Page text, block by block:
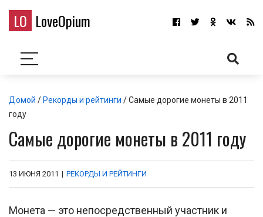
LO LoveOpium
Домой / Рекорды и рейтинги / Самые дорогие монеты в 2011
году
Самые дорогие монеты в 2011 году
13 ИЮНЯ 2011 | РЕКОРДЫ И РЕЙТИНГИ
Монета — это непосредствен­ный участник и